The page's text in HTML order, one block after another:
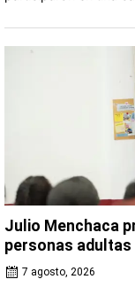
Julio Menchaca
personas
7 agosto, 2026